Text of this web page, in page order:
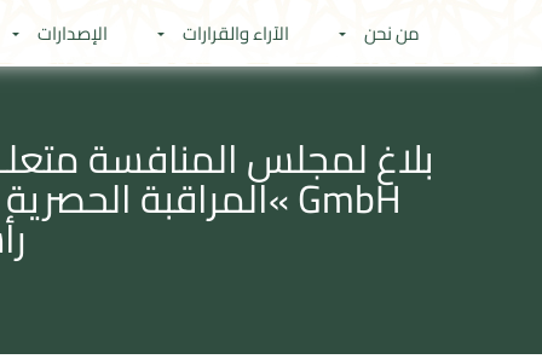
من نحن الآراء والقرارات الإصدارات